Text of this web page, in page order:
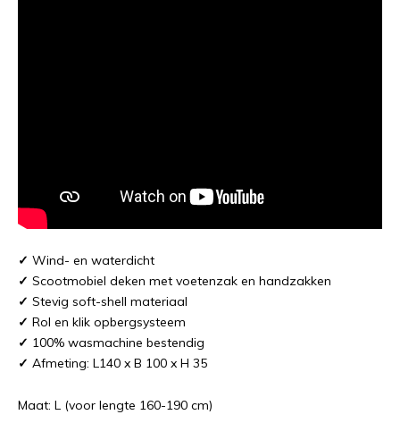
✓ Wind- en waterdicht
✓ Scootmobiel deken met voetenzak en handzakken
✓ Stevig soft-shell materiaal
✓ Rol en klik opbergsysteem
✓ 100% wasmachine bestendig
✓ Afmeting: L140 x B 100 x H 35
Maat: L (voor lengte 160-190 cm)